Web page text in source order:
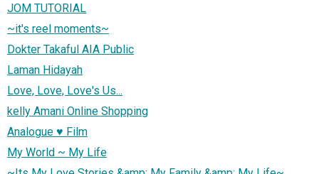
JOM TUTORIAL
~it's reel moments~
Dokter Takaful AIA Public
Laman Hidayah
Love, Love, Love's Us...
kelly Amani Online Shopping
Analogue ♥ Film
My World ~ My Life